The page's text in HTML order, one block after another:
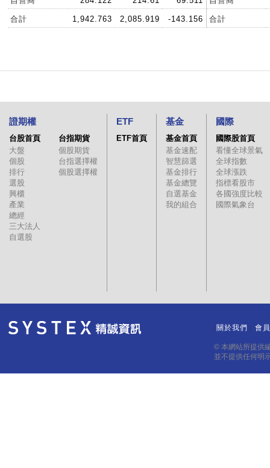
合計 1,942.763 2,085.919 -143.156 合計
證期權
台股首頁
大盤
個股
排行
選股
興櫃
產業
總經
三大法人
自選股
台指期貨
個股期貨
台指選擇權
個股選擇權
ETF
ETF首頁
基金
基金首頁
基金速配
智慧篩選
基金排行
基金總覽
自選基金
我的組合
國際
國際股首頁
看懂全球景氣
全球指數
全球漲跌
指標看股市
各國強度比較
國際氣象台
關於我們 會
© 本網站所提供
並不提供任何明